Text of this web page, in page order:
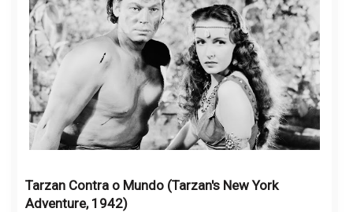
Tarzan Contra o Mundo (Tarzan's New York
Adventure, 1942)